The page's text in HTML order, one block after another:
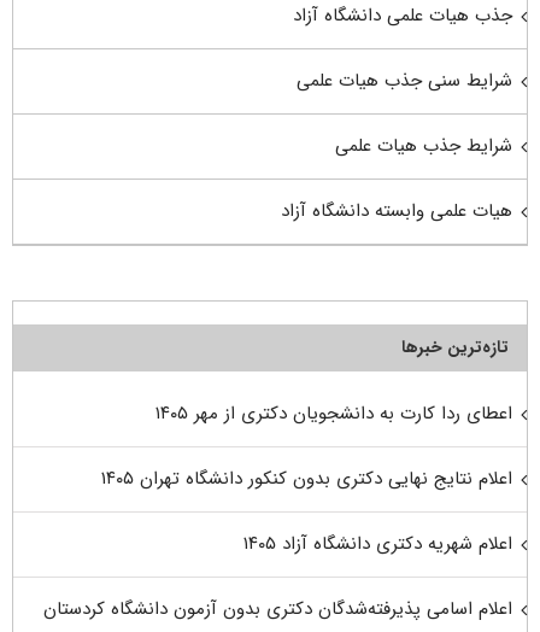
جذب هیات علمی دانشگاه آزاد
شرایط سنی جذب هیات علمی
شرایط جذب هیات علمی
هیات علمی وابسته دانشگاه آزاد
تازه‌ترین خبرها
اعطای ردا کارت به دانشجویان دکتری از مهر ۱۴۰۵
اعلام نتایج نهایی دکتری بدون کنکور دانشگاه تهران ۱۴۰۵
اعلام شهریه دکتری دانشگاه آزاد ۱۴۰۵
اعلام اسامی پذیرفته‌شدگان دکتری بدون آزمون دانشگاه کردستان